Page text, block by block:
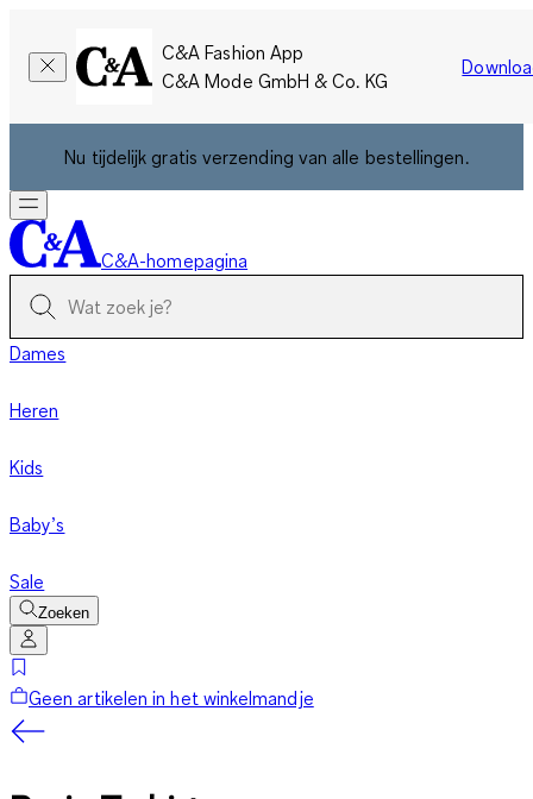
C&A Fashion App
C&A Mode GmbH & Co. KG
Nu tijdelijk gratis verzending van alle bestellingen.
C&A-homepagina
Dames
Heren
Kids
Baby’s
Sale
Zoeken
Geen artikelen in het winkelmandje